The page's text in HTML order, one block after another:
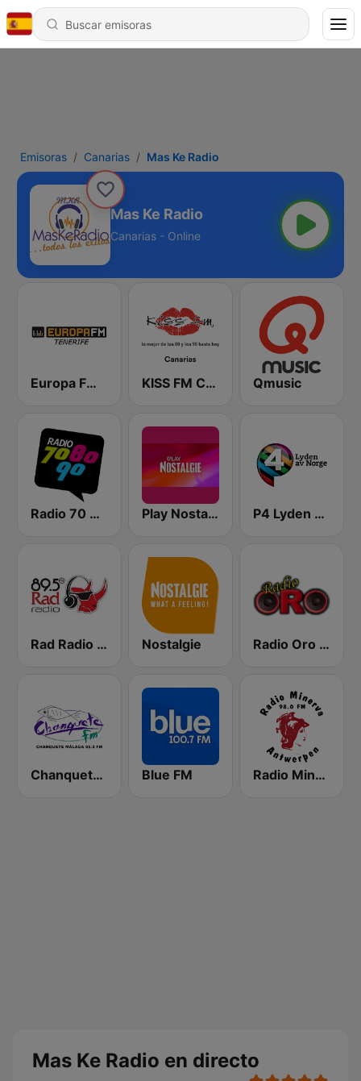
Emisoras Canarias Mas Ke Radio
Mas Ke Radio
Canarias - Online
Europa FM Tenerife KISS FM Canarias Qmusic
Radio 70 80 90 Play Nostalgie Vlaanderen P4 Lyden av Norge
Rad Radio 89.5 Nostalgie Radio Oro - Málaga
Chanquete FM Costa del Sol Blue FM Radio Minerva 98.0
Mas Ke Radio en directo